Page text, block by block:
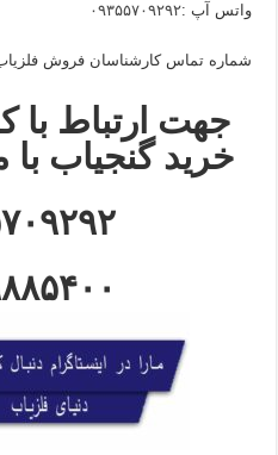
واتس آپ :۰۹۳۵۵۷۰۹۲۹۲
شماره تماس کارشناسان فروش
جهت ارتباط با
خرید گنجیاب با